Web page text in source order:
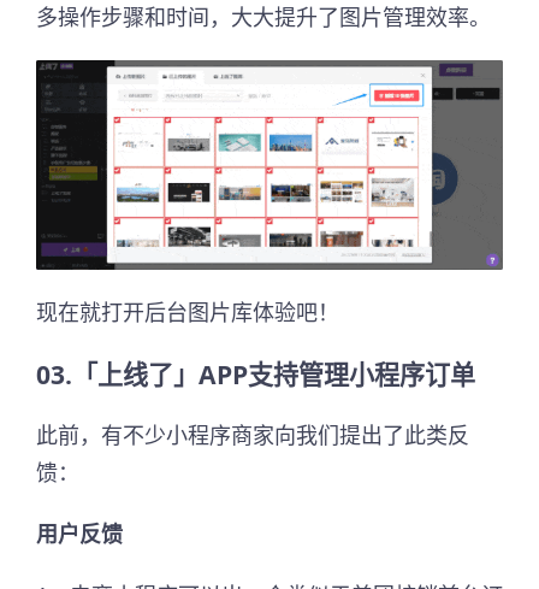
多操作步骤和时间，大大提升了图片管理效率。
现在就打开后台图片库体验吧！
03.「上线了」APP支持管理小程序订单
此前，有不少小程序商家向我们提出了此类反
馈：
用户反馈